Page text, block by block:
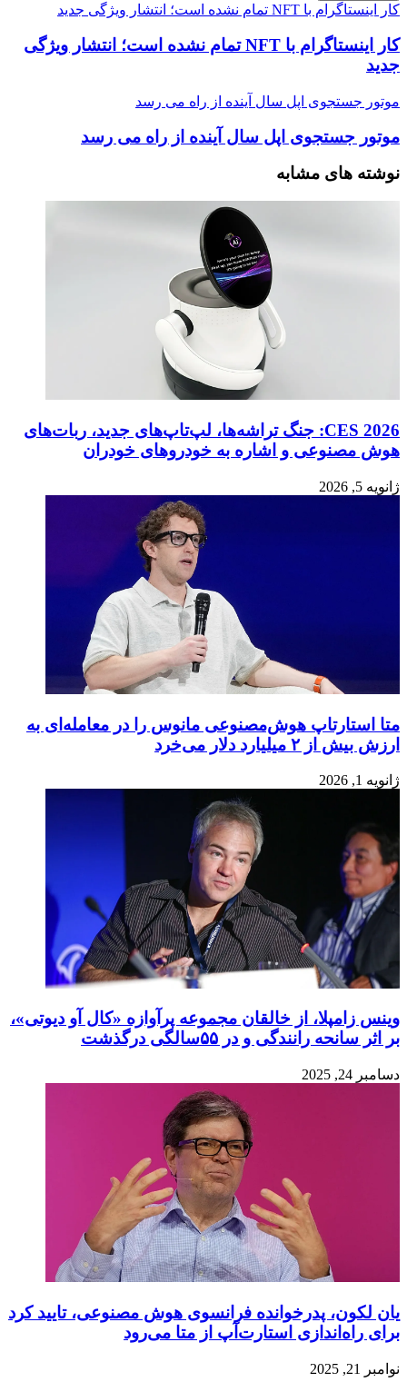
کار اینستاگرام با NFT تمام نشده است؛ انتشار ویژگی جدید
کار اینستاگرام با NFT تمام نشده است؛ انتشار ویژگی
جدید
موتور جستجوی اپل سال آینده از راه می رسد
موتور جستجوی اپل سال آینده از راه می رسد
نوشته های مشابه
CES 2026: جنگ تراشه‌ها، لپ‌تاپ‌های جدید، ربات‌های
هوش مصنوعی و اشاره به خودروهای خودران
ژانویه 5, 2026
متا استارتاپ هوش‌مصنوعی مانوس را در معامله‌ای به
ارزش بیش از ۲ میلیارد دلار می‌خرد
ژانویه 1, 2026
وینس زامپلا، از خالقان مجموعه پرآوازه «کال آو دیوتی»،
بر اثر سانحه رانندگی و در ۵۵سالگی درگذشت
دسامبر 24, 2025
یان لکون، پدرخوانده فرانسوی هوش مصنوعی، تایید کرد
برای راه‌اندازی استارت‌آپ از متا می‌رود
نوامبر 21, 2025